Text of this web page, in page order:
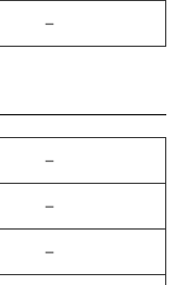
－
－
－
－